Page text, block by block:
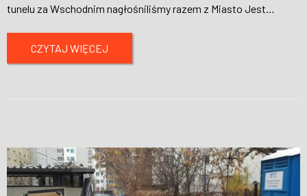
tunelu za Wschodnim nagłośniliśmy razem z Miasto Jest
CZYTAJ WIĘCEJ